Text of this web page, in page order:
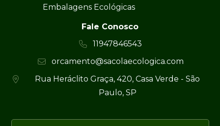
Embalagens Ecológicas
Fale Conosco
11947846543
orcamento@sacolaecologica.com
Rua Heráclito Graça, 420, Casa Verde - São
Paulo, SP